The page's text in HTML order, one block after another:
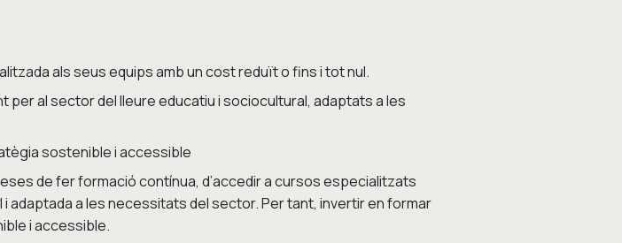
als seus equips amb un cost reduït o fins i tot nul.
al sector del lleure educatiu i sociocultural, adaptats a les
sostenible i accessible
de fer formació contínua, d’accedir a cursos especialitzats
adaptada a les necessitats del sector. Per tant, invertir en formar
i accessible.